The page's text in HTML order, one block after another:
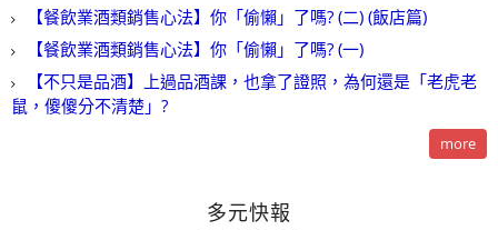
【餐飲業酒類銷售心法】你「偷懶」了嗎? (二) (飯店篇)
【餐飲業酒類銷售心法】你「偷懶」了嗎? (一)
【不只是品酒】上過品酒課，也拿了證照，為何還是「老虎老
鼠，傻傻分不清楚」?
more
多元快報